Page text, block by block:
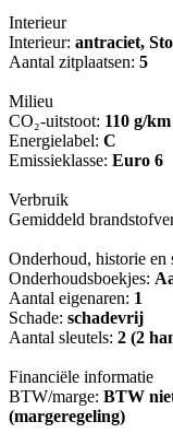
Interieur
Interieur: antraciet,
Aantal zitplaatsen: 5
Milieu
CO₂-uitstoot: 110 g/km
Energielabel: C
Emissieklasse: Euro 6
Verbruik
Gemiddeld
Onderhoud, historie en
Onderhoudsboekjes:
Aantal eigenaren: 1
Schade: schadevrij
Aantal sleutels: 2 (2
Financiële informatie
BTW/marge: BTW
(margeregeling)